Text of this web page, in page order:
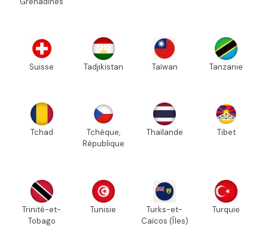
Suisse Tadjikistan Taïwan Tanzanie
Tchad
Tchèque,
République
Thaïlande Tibet
Trinité-et-
Tobago
Tunisie
Turks-et-
Caïcos (Îles)
Turquie